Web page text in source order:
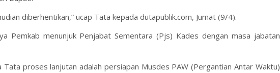
diberhentikan,” ucap Tata kepada dutapublik.com, Jumat (9/4).
Pemkab menunjuk Penjabat Sementara (Pjs) Kades dengan masa jabatan
Tata proses lanjutan adalah persiapan Musdes PAW (Pergantian Antar Waktu)